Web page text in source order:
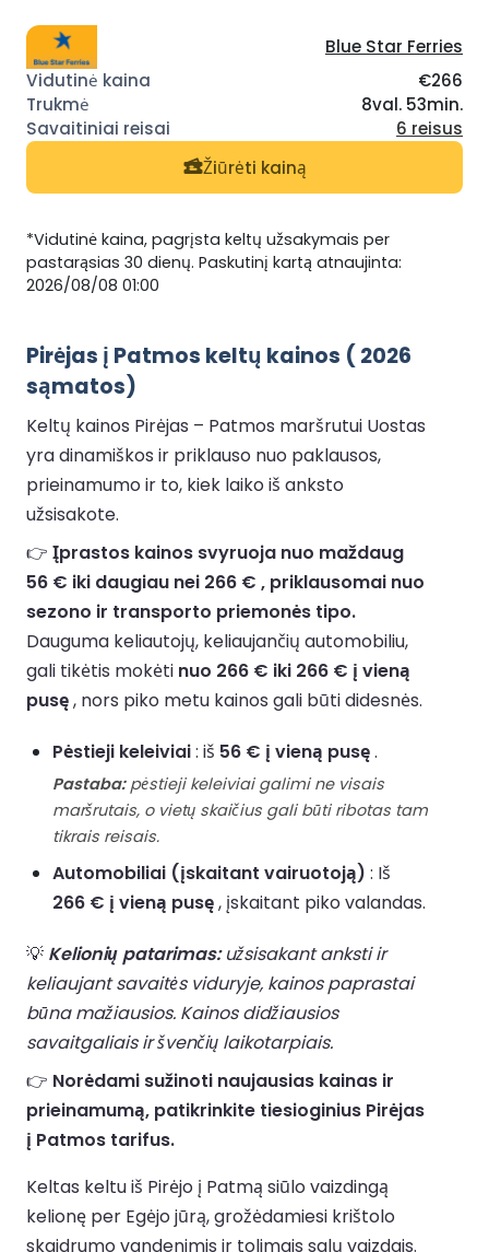
Blue Star Ferries
€266
8val. 53min.
6 reisus
Žiūrėti kainą
*Vidutinė kaina, pagrįsta keltų užsakymais per
pastarąsias 30 dienų. Paskutinį kartą atnaujinta:
2026/08/08 01:00
Pirėjas į Patmos keltų kainos ( 2026
sąmatos)
Keltų kainos Pirėjas – Patmos maršrutui Uostas
yra dinamiškos ir priklauso nuo paklausos,
prieinamumo ir to, kiek laiko iš anksto
užsisakote.
👉 Įprastos kainos svyruoja nuo maždaug
56 € iki daugiau nei 266 € , priklausomai nuo
sezono ir transporto priemonės tipo.
Dauguma keliautojų, keliaujančių automobiliu,
gali tikėtis mokėti nuo 266 € iki 266 € į vieną
pusę, nors piko metu kainos gali būti didesnės.
Pėstieji keleiviai: iš 56 € į vieną pusę.
Pastaba:pėstieji keleiviai galimi ne visais
maršrutais, o vietų skaičius gali būti ribotas tam
tikrais reisais.
Automobiliai (įskaitant vairuotoją) : Iš
266 € į vieną pusę, įskaitant piko valandas.
💡 Kelionių patarimas:užsisakant anksti ir
keliaujant savaitės viduryje, kainos paprastai
būna mažiausios. Kainos didžiausios
savaitgaliais ir švenčių laikotarpiais.
👉 Norėdami sužinoti naujausias kainas ir
prieinamumą, patikrinkite tiesioginius Pirėjas
į Patmos tarifus.
Keltas keltu iš Pirėjo į Patmą siūlo vaizdingą
kelionę per Egėjo jūrą, grožėdamiesi krištolo
skaidrumo vandenimis ir tolimais salų vaizdais.